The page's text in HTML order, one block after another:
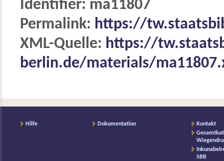
Identifier: ma11807
Permalink: https://
XML-Quelle: https://
berlin.de/materials/
Hilfe Dokumentation
Kontakt
SBB